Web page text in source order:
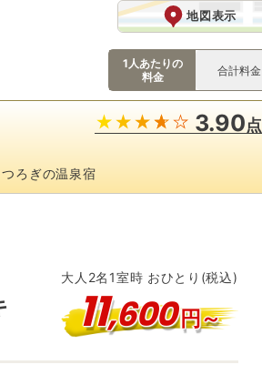
地図表示
1人あたりの
料金
合計料金
3.90点
ろぎの温泉宿
大人 2名 1室時 おひとり(税込)
11,600円～